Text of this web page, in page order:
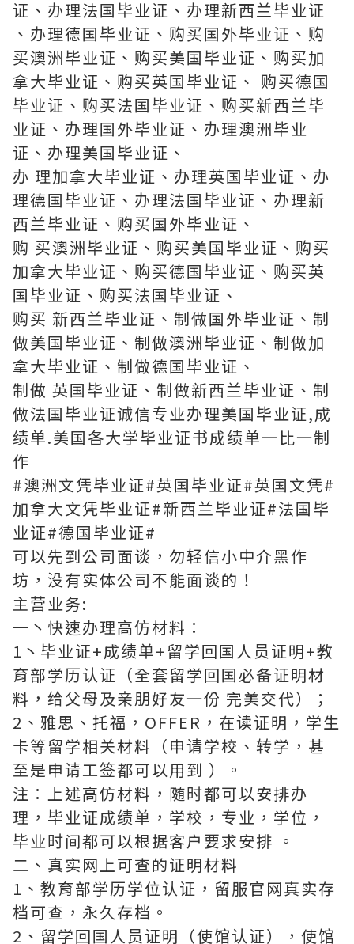
证、办理法国毕业证、办理新西兰毕业证
、办理德国毕业证、购买国外毕业证、购
买澳洲毕业证、购买美国毕业证、购买加
拿大毕业证、购买英国毕业证、 购买德国
毕业证、购买法国毕业证、购买新西兰毕
业证、办理国外毕业证、办理澳洲毕业
证、办理美国毕业证、
办 理加拿大毕业证、办理英国毕业证、办
理德国毕业证、办理法国毕业证、办理新
西兰毕业证、购买国外毕业证、
购 买澳洲毕业证、购买美国毕业证、购买
加拿大毕业证、购买德国毕业证、购买英
国毕业证、购买法国毕业证、
购买 新西兰毕业证、制做国外毕业证、制
做美国毕业证、制做澳洲毕业证、制做加
拿大毕业证、制做德国毕业证、
制做 英国毕业证、制做新西兰毕业证、制
做法国毕业证诚信专业办理美国毕业证,成
绩单.美国各大学毕业证书成绩单一比一制
作
#澳洲文凭毕业证#英国毕业证#英国文凭#
加拿大文凭毕业证#新西兰毕业证#法国毕
业证#德国毕业证#
可以先到公司面谈，勿轻信小中介黑作
坊，没有实体公司不能面谈的！
主营业务:
一丶快速办理高仿材料：
1丶毕业证+成绩单+留学回国人员证明+教
育部学历认证（全套留学回国必备证明材
料，给父母及亲朋好友一份 完美交代）；
2、雅思、托福，OFFER，在读证明，学生
卡等留学相关材料（申请学校、转学，甚
至是申请工签都可以用到 ）。
注：上述高仿材料，随时都可以安排办
理，毕业证成绩单，学校，专业，学位，
毕业时间都可以根据客户要求安排 。
二、真实网上可查的证明材料
1、教育部学历学位认证，留服官网真实存
档可查，永久存档。
2、留学回国人员证明（使馆认证），使馆